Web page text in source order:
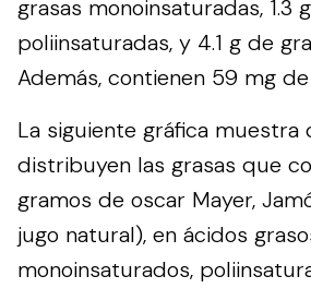
grasas monoinsaturadas, 1.3
poliinsaturadas, y 4.1 g de
Además, contienen 59 mg
La siguiente gráfica muestra
distribuyen las grasas que
gramos de oscar Mayer,
jugo natural), en ácidos
monoinsaturados,